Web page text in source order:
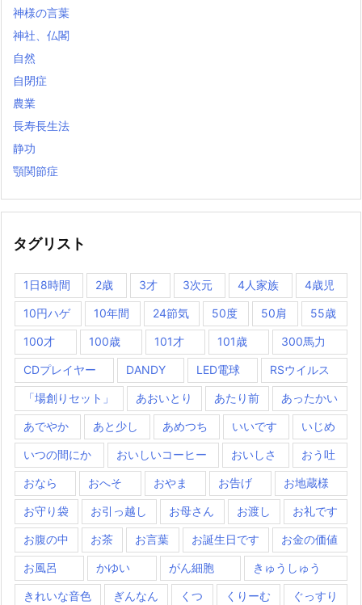
神様の言葉
神社、仏閣
自然
自閉症
農業
長寿長生法
静功
顎関節症
タグリスト
1日8時間 2歳 3才 3次元 4人家族 4歳児
10円ハゲ 10年間 24節気 50度 50肩 55歳
100才 100歳 101才 101歳 300馬力
CDプレイヤー DANDY LED電球 RSウイルス
「場創りセット」 あおいとり あたり前 あったかい
あでやか あと少し あめつち いいです いじめ
いつの間にか おいしいコーヒー おいしさ おう吐
おなら おへそ おやま お告げ お地蔵様
お守り袋 お引っ越し お母さん お渡し お礼です
お腹の中 お茶 お言葉 お誕生日です お金の価値
お風呂 かゆい がん細胞 きゅうしゅう
きれいな音色 ぎんなん くつ くりーむ ぐっすり